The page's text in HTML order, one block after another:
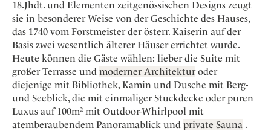
Österreich
Portugal
Schweden
Spanien
Schweiz
USA
Adventkalender
18.Jhdt. und Elementen zeitgenössischen Designs zeugt
sie in besonderer Weise von der Geschichte des Hauses,
das 1740 vom Forstmeister der österr. Kaiserin auf der
Basis zwei wesentlich älterer Häuser errichtet wurde.
Heute können die Gäste wählen: lieber die Suite mit
großer Terrasse und moderner Architekturoder
diejenige mit Bibliothek, Kamin und Dusche mit Berg-
und Seeblick, die mit einmaliger Stuckdecke oder puren
Luxus auf 100m² mit Outdoor-Whirlpool mit
atemberaubendem Panoramablick und private Sauna .